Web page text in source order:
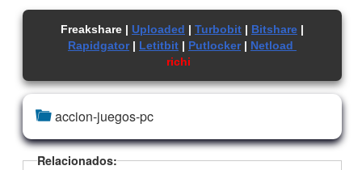
Freakshare | Uploaded | Turbobit| Bitshare|
Rapidgator| Letitbit| Putlocker| Netload
richi
accion-juegos-pc
Relacionados: